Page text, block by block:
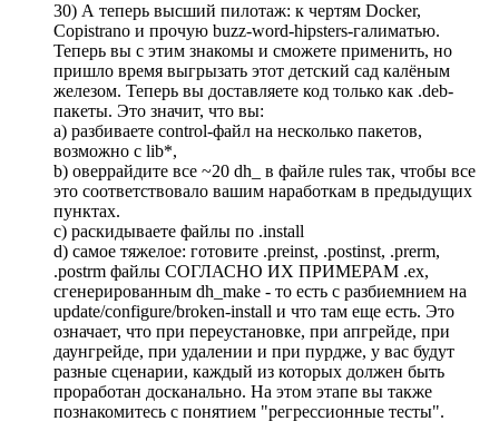
30) А теперь высший пилотаж: к чертям Docker,
Copistrano и прочую buzz-word-hipsters-галиматью.
Теперь вы с этим знакомы и сможете применить, но
пришло время выгрызать этот детский сад калёным
железом. Теперь вы доставляете код только как .deb-
пакеты. Это значит, что вы:
a) разбиваете control-файл на несколько пакетов,
возможно с lib*,
b) оверрайдите все ~20 dh_ в файле rules так, чтобы все
это соответствовало вашим наработкам в предыдущих
пунктах.
c) раскидываете файлы по .install
d) самое тяжелое: готовите .preinst, .postinst, .prerm,
.postrm файлы СОГЛАСНО ИХ ПРИМЕРАМ .ex,
сгенерированным dh_make - то есть с разбиемнием на
update/configure/broken-install и что там еще есть. Это
означает, что при переустановке, при апгрейде, при
даунгрейде, при удалении и при пурдже, у вас будут
разные сценарии, каждый из которых должен быть
проработан досканально. На этом этапе вы также
познакомитесь с понятием "регрессионные тесты".